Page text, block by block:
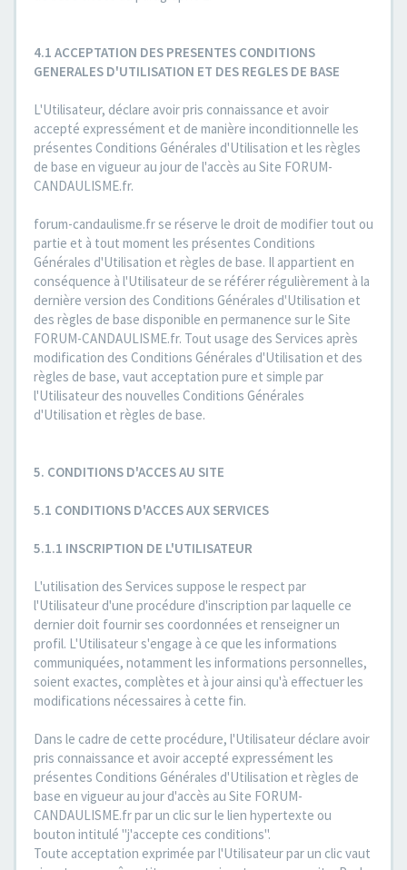
4.1 ACCEPTATION DES PRESENTES CONDITIONS
GENERALES D'UTILISATION ET DES REGLES DE BASE
L'Utilisateur, déclare avoir pris connaissance et avoir
accepté expressément et de manière inconditionnelle les
présentes Conditions Générales d'Utilisation et les règles
de base en vigueur au jour de l'accès au Site FORUM-
CANDAULISME.fr.
forum-candaulisme.fr se réserve le droit de modifier tout ou
partie et à tout moment les présentes Conditions
Générales d'Utilisation et règles de base. Il appartient en
conséquence à l'Utilisateur de se référer régulièrement à la
dernière version des Conditions Générales d'Utilisation et
des règles de base disponible en permanence sur le Site
FORUM-CANDAULISME.fr. Tout usage des Services après
modification des Conditions Générales d'Utilisation et des
règles de base, vaut acceptation pure et simple par
l'Utilisateur des nouvelles Conditions Générales
d'Utilisation et règles de base.
5. CONDITIONS D'ACCES AU SITE
5.1 CONDITIONS D'ACCES AUX SERVICES
5.1.1 INSCRIPTION DE L'UTILISATEUR
L'utilisation des Services suppose le respect par
l'Utilisateur d'une procédure d'inscription par laquelle ce
dernier doit fournir ses coordonnées et renseigner un
profil. L'Utilisateur s'engage à ce que les informations
communiquées, notamment les informations personnelles,
soient exactes, complètes et à jour ainsi qu'à effectuer les
modifications nécessaires à cette fin.
Dans le cadre de cette procédure, l'Utilisateur déclare avoir
pris connaissance et avoir accepté expressément les
présentes Conditions Générales d'Utilisation et règles de
base en vigueur au jour d'accès au Site FORUM-
CANDAULISME.fr par un clic sur le lien hypertexte ou
bouton intitulé "j'accepte ces conditions".
Toute acceptation exprimée par l'Utilisateur par un clic vaut